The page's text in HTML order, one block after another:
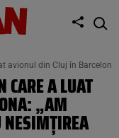
avionul din Cluj în
CARE A LUAT
„AM